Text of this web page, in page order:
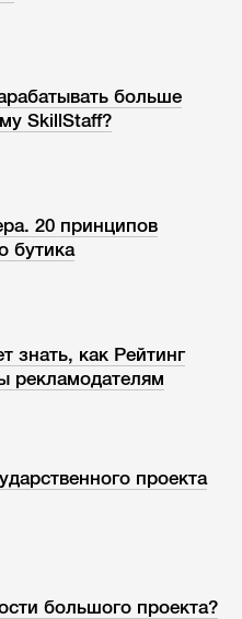
больше
SkillStaff?
20 принципов
бутика
знать, как Рейтинг
рекламодателям
проекта
большого проекта?